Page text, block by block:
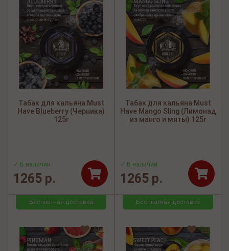
Табак для кальяна Must
Have Blueberry (Черника)
125г
✓ В наличии
1265 р.
Табак для кальяна Must
Have Mango Sling (Лимонад
из манго и мяты) 125г
✓ В наличии
1265 р.
Бесплатная доставка Бесплатная доставка